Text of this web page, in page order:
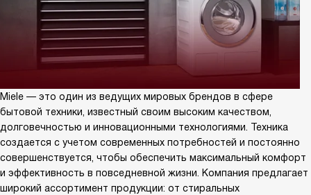
Miele — это один из ведущих мировых брендов в сфере
бытовой техники, известный своим высоким качеством,
долговечностью и инновационными технологиями. Техника
создается с учетом современных потребностей и постоянно
совершенствуется, чтобы обеспечить максимальный комфорт
и эффективность в повседневной жизни. Компания предлагает
широкий ассортимент продукции: от стиральных